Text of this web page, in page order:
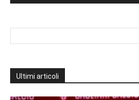
Ultimi articoli